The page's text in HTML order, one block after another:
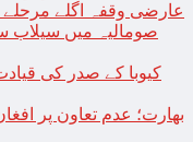
عارضی وقفہ اگلے مرحلے
کیوبا کے صدر کی
بھارت؛ عدم تعاون پر